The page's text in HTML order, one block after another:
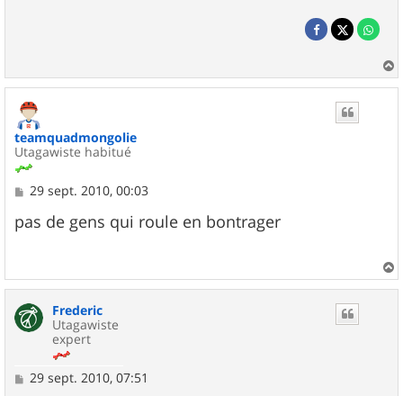
a
teamquadmongolie
Utagawiste habitué
M
s
s
e
29 sept. 2010, 00:03
pas de gens qui roule en bontrager
a
Frederic
Utagawiste
expert
M
29 sept. 2010, 07:51